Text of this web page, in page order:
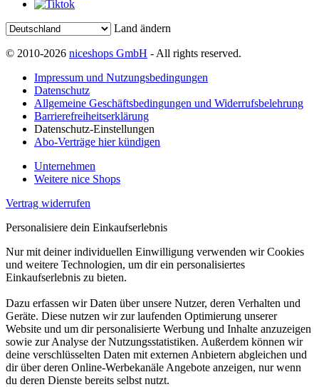
Land ändern
© 2010-2026 niceshops GmbH - All rights reserved.
Impressum und Nutzungsbedingungen
Datenschutz
Allgemeine Geschäftsbedingungen und Widerrufsbelehrung
Barrierefreiheitserklärung
Datenschutz-Einstellungen
Abo-Verträge hier kündigen
Unternehmen
Weitere nice Shops
Vertrag widerrufen
Personalisiere dein Einkaufserlebnis
Nur mit deiner individuellen Einwilligung verwenden wir Cookies
und weitere Technologien, um dir ein personalisiertes
Einkaufserlebnis zu bieten.
Dazu erfassen wir Daten über unsere Nutzer, deren Verhalten und
Geräte. Diese nutzen wir zur laufenden Optimierung unserer
Website und um dir personalisierte Werbung und Inhalte anzuzeigen
sowie zur Analyse der Nutzungsstatistiken. Außerdem können wir
deine verschlüsselten Daten mit externen Anbietern abgleichen und
dir über deren Online-Werbekanäle Angebote anzeigen, nur wenn
du deren Dienste bereits selbst nutzt.